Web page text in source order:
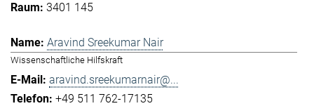
3401 145
Aravind Sreekumar Nair
Wissenschaftliche Hilfskraft
aravind.sreekumarnair@...
+49 511 762-17135